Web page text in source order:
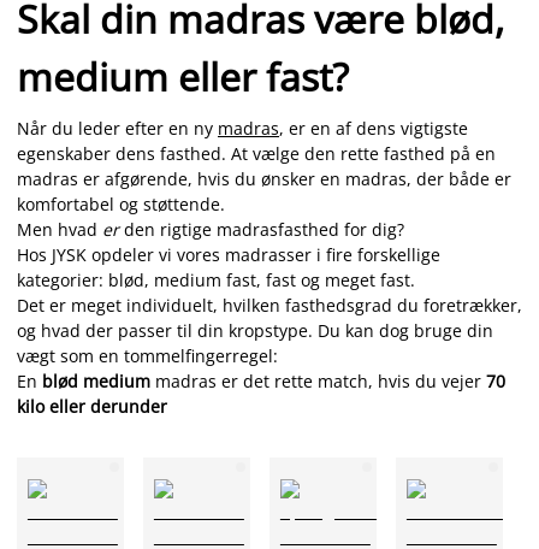
Skal din madras være blød,
medium eller fast?
Når du leder efter en ny madras, er en af dens vigtigste
egenskaber dens fasthed. At vælge den rette fasthed på en
madras er afgørende, hvis du ønsker en madras, der både er
komfortabel og støttende.
Men hvad erden rigtige madrasfasthed for dig?
Hos JYSK opdeler vi vores madrasser i fire forskellige
kategorier: blød, medium fast, fast og meget fast.
Det er meget individuelt, hvilken fasthedsgrad du foretrækker,
og hvad der passer til din kropstype. Du kan dog bruge din
vægt som en tommelfingerregel:
En blød medium madras er det rette match, hvis du vejer 70
kilo eller derunder